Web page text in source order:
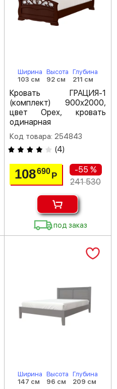
Ширина
103 см
Высота
92 см
Глубина
211 см
Кровать ГРАЦИЯ-1
(комплект) 900х2000,
цвет Орех, кровать
одинарная
Код товара: 254843
(4)
108690 Р
-55 %
241 530
под заказ
Ширина
147 см
Высота
96 см
Глубина
209 см